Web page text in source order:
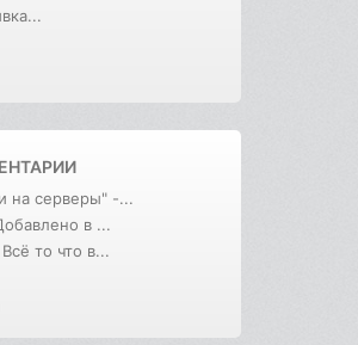
на серверы" -...
в ...
то что в...